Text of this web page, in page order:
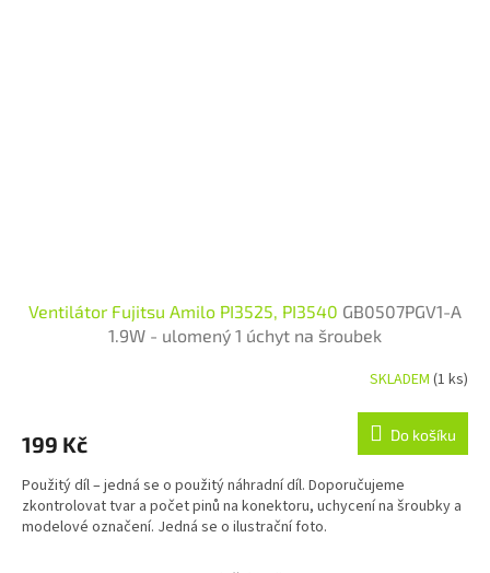
Ventilátor Fujitsu Amilo PI3525, PI3540 GB0507PGV1-A
1.9W - ulomený 1 úchyt na šroubek
SKLADEM(1 ks)
199 Kč Do košíku
Použitý díl – jedná se o použitý náhradní díl. Doporučujeme
zkontrolovat tvar a počet pinů na konektoru, uchycení na šroubky a
modelové označení. Jedná se o ilustrační foto.